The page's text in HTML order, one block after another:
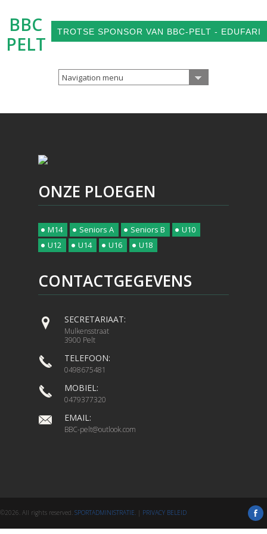
TROTSE SPONSOR VAN BBC-PELT - EDUFARI
BBC
PELT
Navigation menu
ONZE PLOEGEN
M14 Seniors A Seniors B
U10
U12
U14 U16 U18
CONTACTGEGEVENS
SECRETARIAAT:
Mulkensstraat
3900 Pelt
TELEFOON:
0498675481
MOBIEL:
0479377320
EMAIL:
BBC-pelt@outlook.com
©2026. All rights reserved. SPORTADMINISTRATIE. | PRIVACY BELEID